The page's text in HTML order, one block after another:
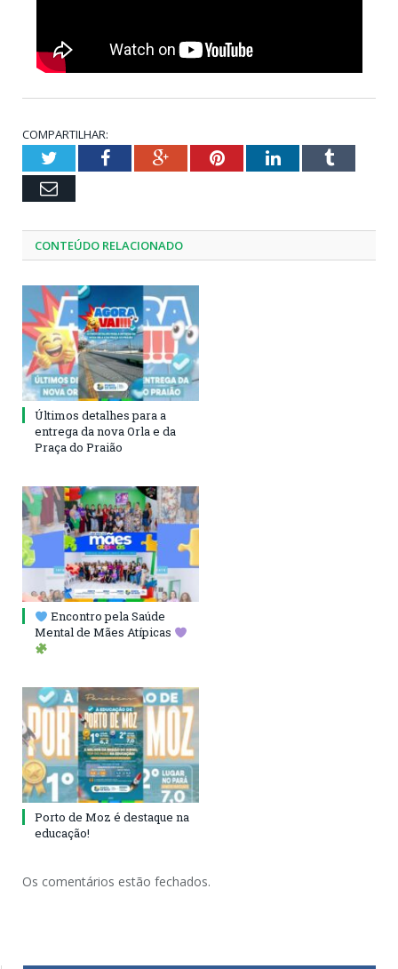
COMPARTILHAR:
TwitterFacebookGoogle+PinterestLinkedInTumblr
Email
CONTEÚDO RELACIONADO
Últimos detalhes para a
entrega da nova Orla e da
Praça do Praião
Encontro pela Saúde
Mental de Mães Atípicas
Porto de Moz é destaque na
educação!
Os comentários estão fechados.